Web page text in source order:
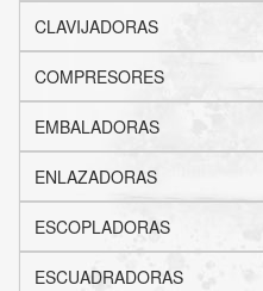
CLAVIJADORAS
COMPRESORES
EMBALADORAS
ENLAZADORAS
ESCOPLADORAS
ESCUADRADORAS